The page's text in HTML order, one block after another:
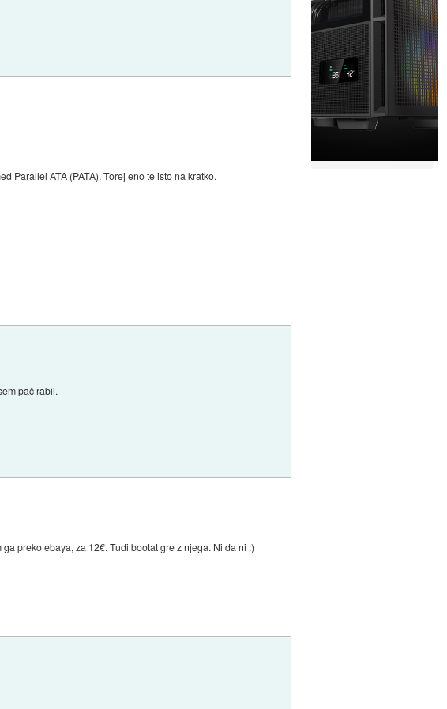
Parallel ATA (PATA). Torej eno te isto na kratko.
pač rabil.
preko ebaya, za 12€. Tudi bootat gre z njega. Ni da ni :)